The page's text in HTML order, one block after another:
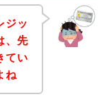
ジッ
、先
てい
ね